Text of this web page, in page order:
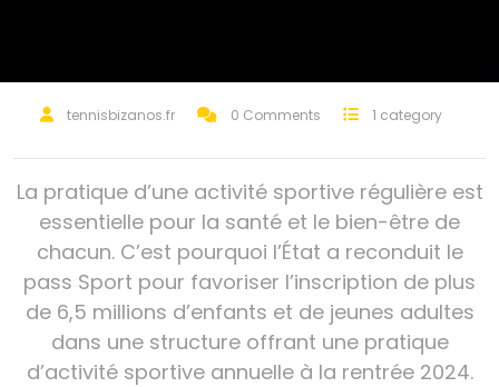
tennisbizanos.fr 0 Comments 1 category
La pratique d’une activité sportive régulière est
essentielle pour la santé et le bien-être de
chacun. C’est pourquoi l’État a reconduit le
pass Sport pour favoriser l’inscription de plus
de 6,5 millions d’enfants et de jeunes adultes
dans une structure offrant une pratique
d’activité sportive annuelle à la rentrée 2024.